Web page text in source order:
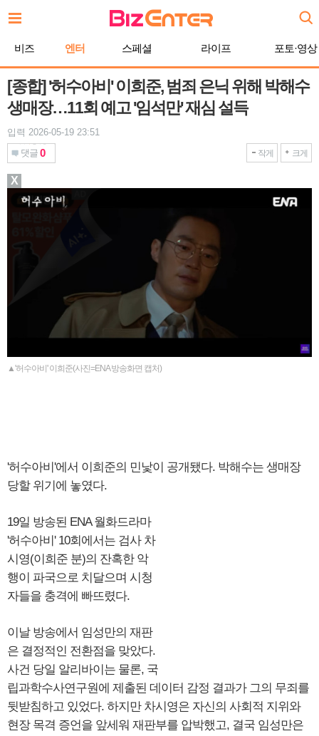
문
기
비즈 엔터 스페셜 라이프 포토·영상
[종합] '허수아비' 이희준, 범죄 은닉 위해 박해수
생매장…11회 예고 '임석만' 재심 설득
입력 2026-05-19 23:51
댓글 0 작게 크게
▲'허수아비' 이희준(사진=ENA 방송화면 캡처)
'허수아비'에서 이희준의 민낯이 공개됐다. 박해수는 생매장
당할 위기에 놓였다.
19일 방송된 ENA 월화드라마
'허수아비' 10회에서는 검사 차
시영(이희준 분)의 잔혹한 악
행이 파국으로 치달으며 시청
자들을 충격에 빠뜨렸다.
이날 방송에서 임성만의 재판
은 결정적인 전환점을 맞았다.
사건 당일 알리바이는 물론, 국
립과학수사연구원에 제출된 데이터 감정 결과가 그의 무죄를
뒷받침하고 있었다. 하지만 차시영은 자신의 사회적 지위와
현장 목격 증언을 앞세워 재판부를 압박했고, 결국 임성만은
X